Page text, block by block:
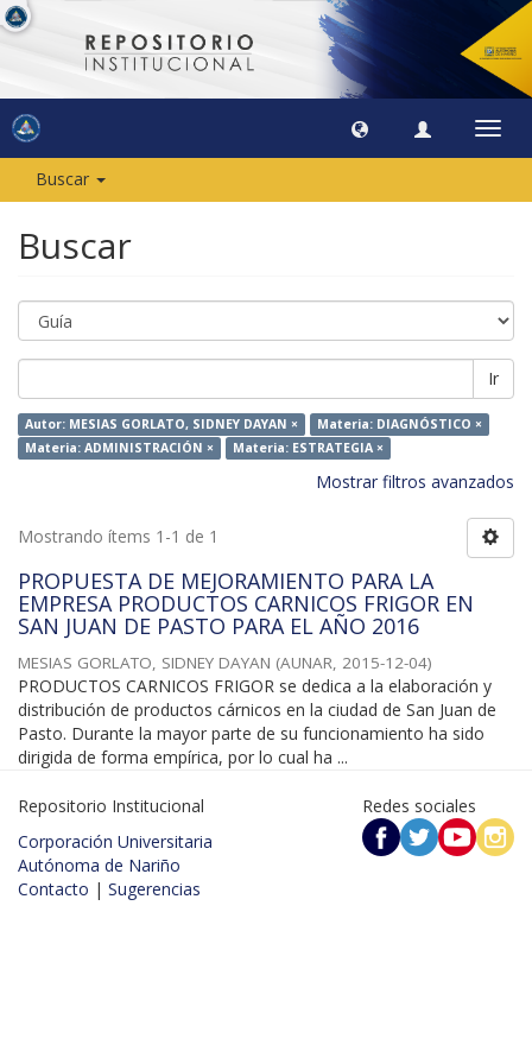
Buscar
Buscar
Ir
Autor: MESIAS GORLATO, SIDNEY DAYAN ×
Materia: DIAGNÓSTICO ×
Materia: ADMINISTRACIÓN ×
Materia: ESTRATEGIA ×
Mostrar filtros avanzados
Mostrando ítems 1-1 de 1
PROPUESTA DE MEJORAMIENTO PARA LA
EMPRESA PRODUCTOS CARNICOS FRIGOR EN
SAN JUAN DE PASTO PARA EL AÑO 2016
MESIAS GORLATO, SIDNEY DAYAN (AUNAR, 2015-12-04)
PRODUCTOS CARNICOS FRIGOR se dedica a la elaboración y
distribución de productos cárnicos en la ciudad de San Juan de
Pasto. Durante la mayor parte de su funcionamiento ha sido
dirigida de forma empírica, por lo cual ha ...
Repositorio Institucional
Corporación Universitaria
Autónoma de Nariño
Contacto | Sugerencias
Redes sociales